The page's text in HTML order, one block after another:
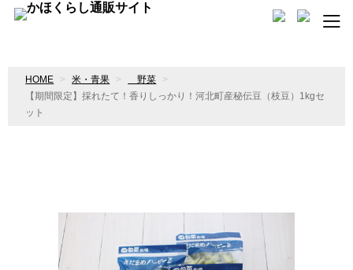
HOME 米・青果
野菜
【期間限定】採れたて！香りしっかり！河北町産秘伝豆（枝豆）1kgセ
ット